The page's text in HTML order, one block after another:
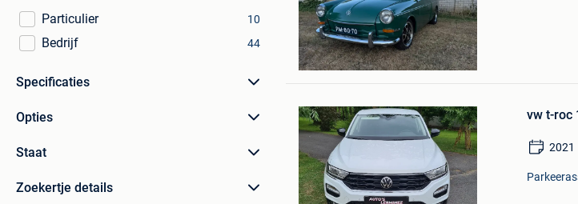
Particulier
10
Bedrijf 44
Specificaties
Opties
Staat
Zoekertje details
Sem Busser
Hamont
Mijn
Favorieten
vw t-roc
2021